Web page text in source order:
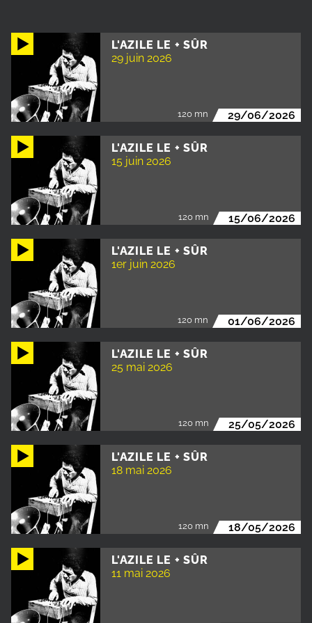
L'AZILE LE + SÛR
29 juin 2026
120 mn 29/06/2026
L'AZILE LE + SÛR
15 juin 2026
120 mn 15/06/2026
L'AZILE LE + SÛR
1er juin 2026
120 mn 01/06/2026
L'AZILE LE + SÛR
25 mai 2026
120 mn 25/05/2026
L'AZILE LE + SÛR
18 mai 2026
120 mn 18/05/2026
L'AZILE LE + SÛR
11 mai 2026